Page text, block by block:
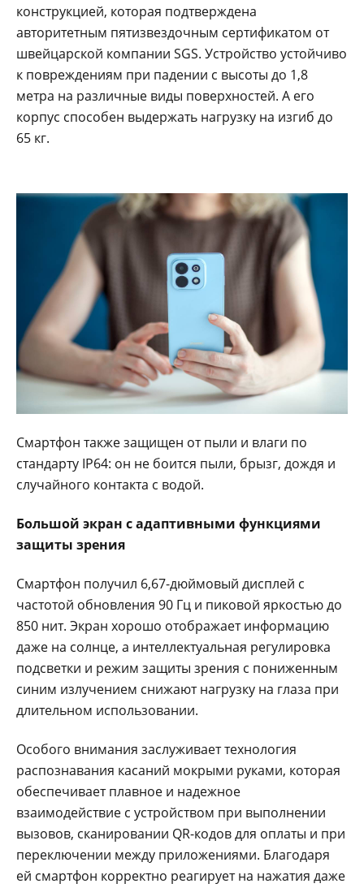
конструкцией, которая подтверждена
авторитетным пятизвездочным сертификатом от
швейцарской компании SGS. Устройство устойчиво
к повреждениям при падении с высоты до 1,8
метра на различные виды поверхностей. А его
корпус способен выдержать нагрузку на изгиб до
65 кг.
Смартфон также защищен от пыли и влаги по
стандарту IP64: он не боится пыли, брызг, дождя и
случайного контакта с водой.
Большой экран с адаптивными функциями
защиты зрения
Смартфон получил 6,67-дюймовый дисплей с
частотой обновления 90 Гц и пиковой яркостью до
850 нит. Экран хорошо отображает информацию
даже на солнце, а интеллектуальная регулировка
подсветки и режим защиты зрения с пониженным
синим излучением снижают нагрузку на глаза при
длительном использовании.
Особого внимания заслуживает технология
распознавания касаний мокрыми руками, которая
обеспечивает плавное и надежное
взаимодействие с устройством при выполнении
вызовов, сканировании QR-кодов для оплаты и при
переключении между приложениями. Благодаря
ей смартфон корректно реагирует на нажатия даже